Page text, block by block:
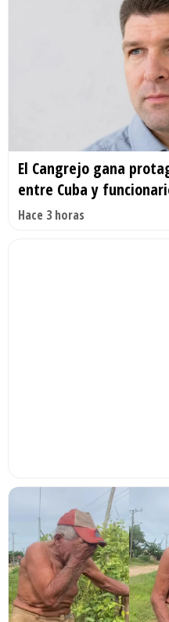
El Cangrejo gana
entre Cuba y
Hace 3 horas